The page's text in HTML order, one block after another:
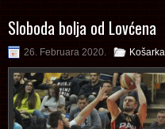
Sloboda bolja od Lovćena
26. Februara 2020. Košarka